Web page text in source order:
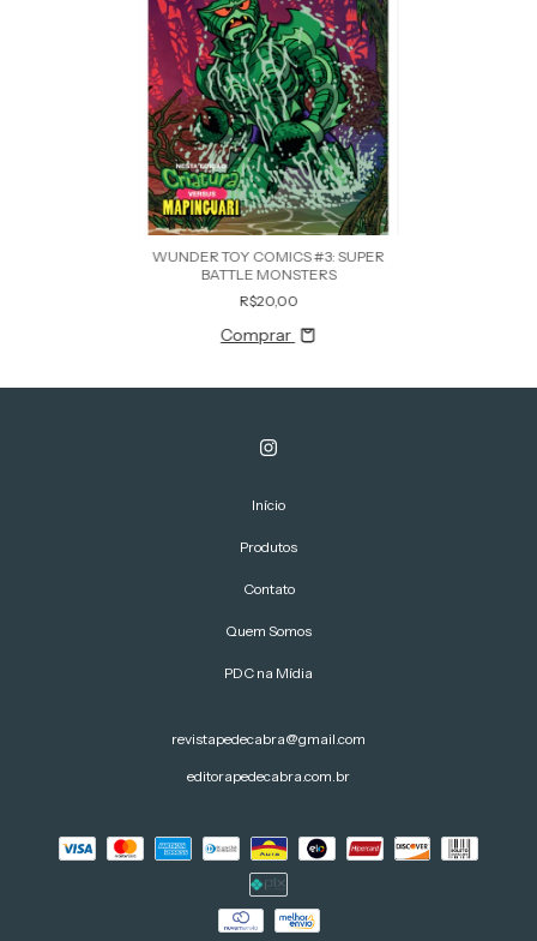
WUNDER TOY COMICS #3: SUPER
BATTLE MONSTERS
R$20,00
Comprar
Início
Produtos
Contato
Quem Somos
PDC na Mídia
revistapedecabra@gmail.com
editorapedecabra.com.br